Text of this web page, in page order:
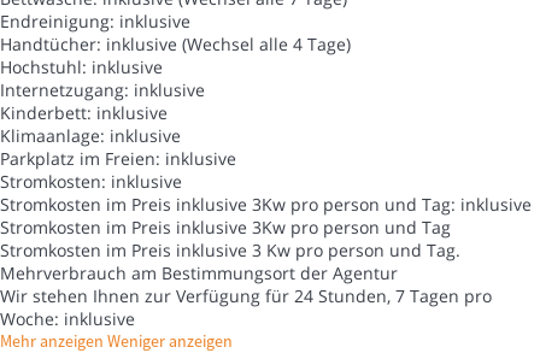
Endreinigung: inklusive
Handtücher: inklusive (Wechsel alle 4 Tage)
Hochstuhl: inklusive
Internetzugang: inklusive
Kinderbett: inklusive
Klimaanlage: inklusive
Parkplatz im Freien: inklusive
Stromkosten: inklusive
Stromkosten im Preis inklusive 3Kw pro person und Tag: inklusive
Stromkosten im Preis inklusive 3Kw pro person und Tag
Stromkosten im Preis inklusive 3 Kw pro person und Tag.
Mehrverbrauch am Bestimmungsort der Agentur
Wir stehen Ihnen zur Verfügung für 24 Stunden, 7 Tagen pro
Woche: inklusive
Mehr anzeigen Weniger anzeigen